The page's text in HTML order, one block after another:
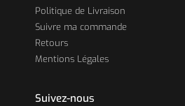
Politique de Livraison
Suivre ma commande
Retours
Mentions Légales
Suivez-nous